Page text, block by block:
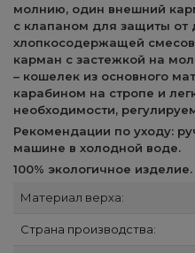
молнию, один внешний
с клапаном для защиты от
хлопкосодержащей
карман с застежкой на
– кошелек из основного
карабином на стропе и
необходимости,
Рекомендации по уходу:
машине в холодной воде.
100% экологичное изделие.
Материал верха:
Страна производства: